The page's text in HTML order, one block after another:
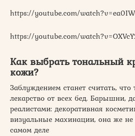
https://youtube.com/
https://youtube.com/
Как выбрать тональный
кожи?
Заблуждением станет считать,
лекарство от всех бед. Барышни,
реалистами: декоративная
визуальные махинации, она же
самом деле